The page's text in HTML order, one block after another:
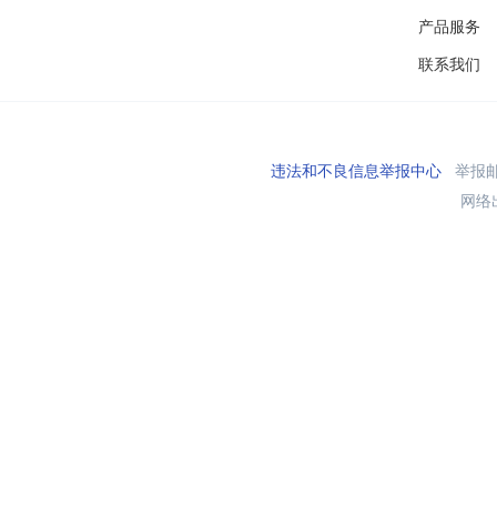
产品服务
联系我们
违法和不良信息举报中心举报
网